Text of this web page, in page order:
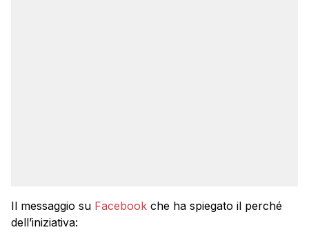
Il messaggio su Facebook che ha spiegato il perché
dell’iniziativa: